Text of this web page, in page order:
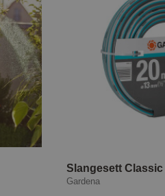
Slangesett Classic
Gardena